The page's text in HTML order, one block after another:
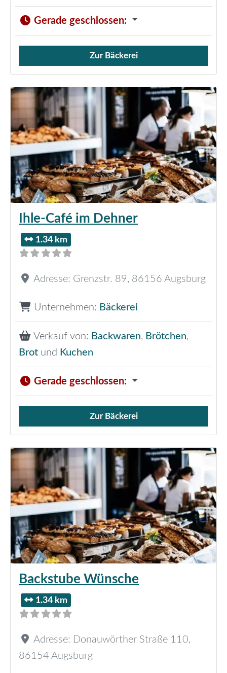
Gerade geschlossen:
Verkauf von Brötchen,
Zur Bäckerei
Ihle-Café im Dehner
1.34 km
Adresse: Grenzstr. 89, 86156 Augsburg
Unternehmen: Bäckerei
Verkauf von: Backwaren, Brötchen,
Brot und Kuchen
Gerade geschlossen:
Verkauf von Brötchen,
Zur Bäckerei
Backstube Wünsche
1.34 km
Adresse: Donauwörther Straße 110,
86154 Augsburg